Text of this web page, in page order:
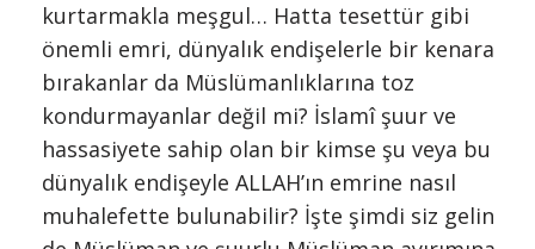
kurtarmakla meşgul… Hatta tesettür gibi
önemli emri, dünyalık endişelerle bir kenara
bırakanlar da Müslümanlıklarına toz
kondurmayanlar değil mi? İslamî şuur ve
hassasiyete sahip olan bir kimse şu veya bu
dünyalık endişeyle ALLAH’ın emrine nasıl
muhalefette bulunabilir? İşte şimdi siz gelin